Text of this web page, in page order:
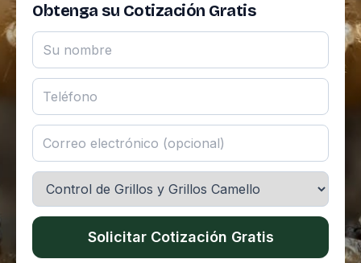
Obtenga su Cotización Gratis
Solicitar Cotización Gratis